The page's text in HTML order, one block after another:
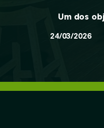
Um dos
24/03/2026